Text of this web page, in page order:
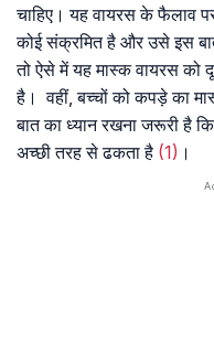
चाहिए। यह वायरस के फैलाव
कोई संक्रमित है और उसे इस
तो ऐसे में यह मास्क वायरस
है। वहीं, बच्चों को कपड़े का
बात का ध्यान रखना जरूरी है
अच्छी तरह से ढकता है (1) ।